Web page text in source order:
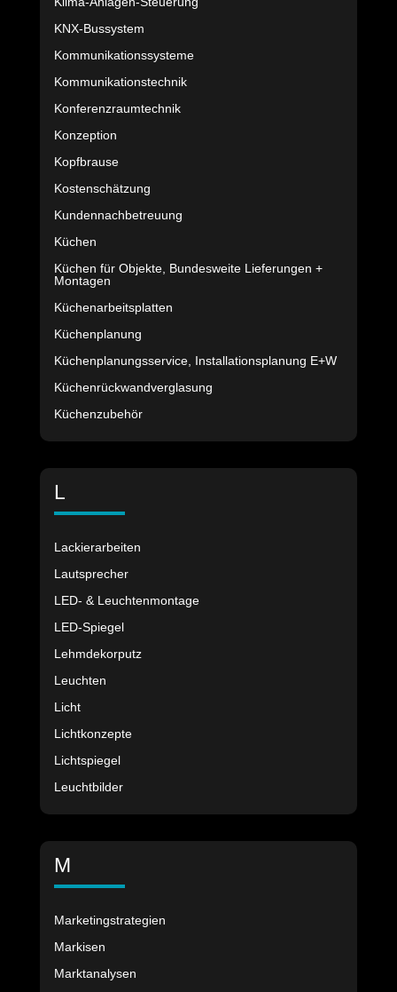
KNX-Bussystem
Kommunikationssysteme
Kommunikationstechnik
Konferenzraumtechnik
Konzeption
Kopfbrause
Kostenschätzung
Kundennachbetreuung
Küchen
Küchen für Objekte, Bundesweite Lieferungen +
Montagen
Küchenarbeitsplatten
Küchenplanung
Küchenplanungsservice, Installationsplanung E+W
Küchenrückwandverglasung
Küchenzubehör
L
Lackierarbeiten
Lautsprecher
LED- & Leuchtenmontage
LED-Spiegel
Lehmdekorputz
Leuchten
Licht
Lichtkonzepte
Lichtspiegel
Leuchtbilder
M
Marketingstrategien
Markisen
Marktanalysen